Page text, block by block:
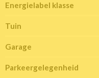
Energielabel klasse
Tuin
Garage
Parkeergelegenheid